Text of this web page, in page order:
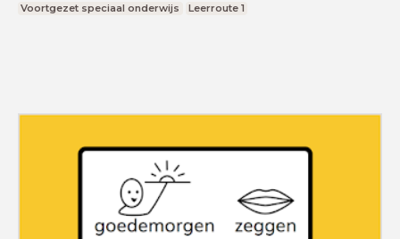
Voortgezet speciaal onderwijs
Leerroute 1